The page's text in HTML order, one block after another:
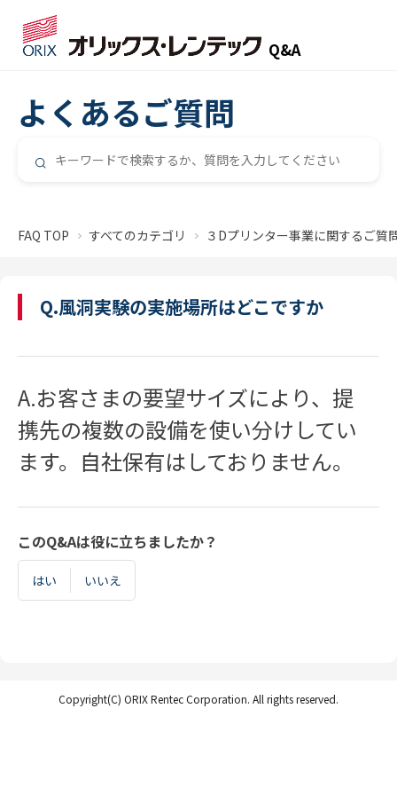
Q&A
よくあるご質問
FAQ TOP すべてのカテゴリ ３Dプリンター事業に関するご質
Q.風洞実験の実施場所はどこですか
A.お客さまの要望サイズにより、提
携先の複数の設備を使い分けしてい
ます。自社保有はしておりません。
このQ&Aは役に立ちましたか？
はい いいえ
Copyright(C) ORIX Rentec Corporation. All rights reserved.